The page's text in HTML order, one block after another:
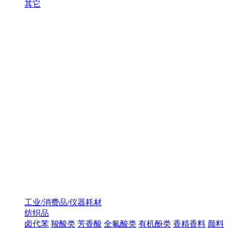
其它
工业/消费品/仪器耗材
纺织品
卤代苯 羧酸类 芳香酸 全氟酸类 有机酚类 香精香料 颜料